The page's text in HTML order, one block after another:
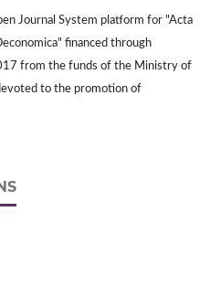
Journal System platform for "Acta
financed through
from the funds of the Ministry of
to the promotion of